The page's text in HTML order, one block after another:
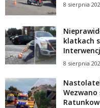
8 sierpnia
klatkach
8 sierpnia